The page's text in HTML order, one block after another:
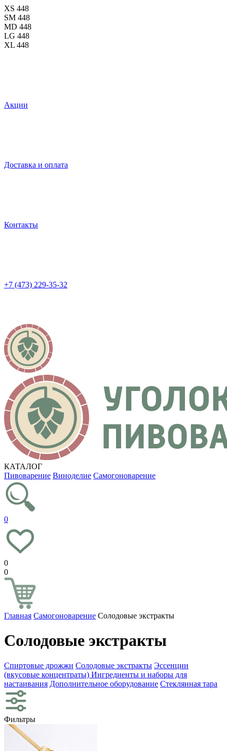
XS 448
SM 448
MD 448
LG 448
XL 448
Акции
Доставка и оплата
Контакты
+7 (473) 229-35-32
КАТАЛОГ
Пивоварение Виноделие Самогоноварение
0
0
0
Главная Самогоноварение Солодовые экстракты
Солодовые экстракты
Спиртовые дрожжи Солодовые экстракты Эссенции
(вкусовые концентраты) Ингредиенты и наборы для
настаивания Дополнительное оборудование Стеклянная тара
Фильтры